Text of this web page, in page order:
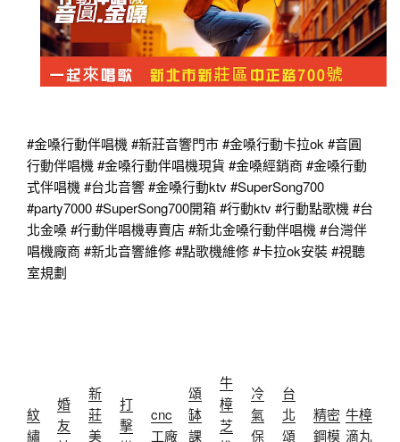
#金嗓行動伴唱機#新莊音響門市#金嗓行動卡拉ok#音圓
行動伴唱機#金嗓行動伴唱機現貨 #金嗓經銷商 #金嗓行動
式伴唱機#台北音響#金嗓行動ktv#SuperSong700
#party7000#SuperSong700開箱#行動ktv#行動點歌機#台
北金嗓#行動伴唱機專賣店#新北金嗓行動伴唱機#台灣伴
唱機廠商 #新北音響維修#點歌機維修#卡拉ok安裝#視聽
室規劃
紋
繡
婚
友
新
莊
美
打
擊
cnc
工廠
頌
缽
課
牛
樟
芝
冷
氣
保
台
北
頌
精密
鋼模
牛樟
滴丸